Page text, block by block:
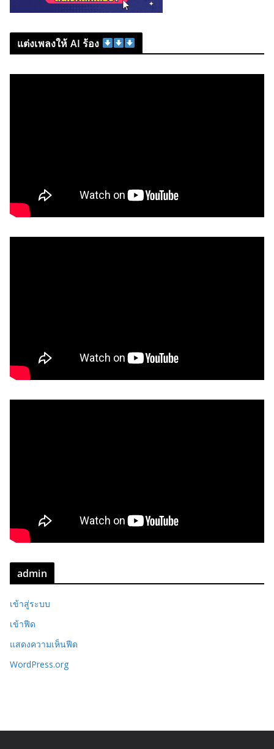
แต่งเพลงให้ AI ร้อง
admin
เข้าสู่ระบบ
เข้าฟีด
แสดงความเห็นฟีด
WordPress.org